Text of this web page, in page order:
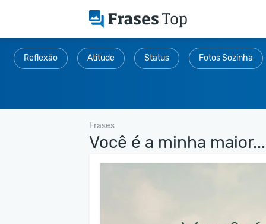
Reflexão Atitude Status Fotos Sozinha
Frases
Você é a minha maior...